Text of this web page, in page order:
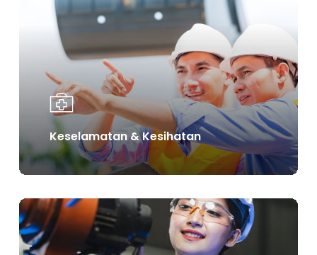
Keselamatan & Kesihatan
Learn
more